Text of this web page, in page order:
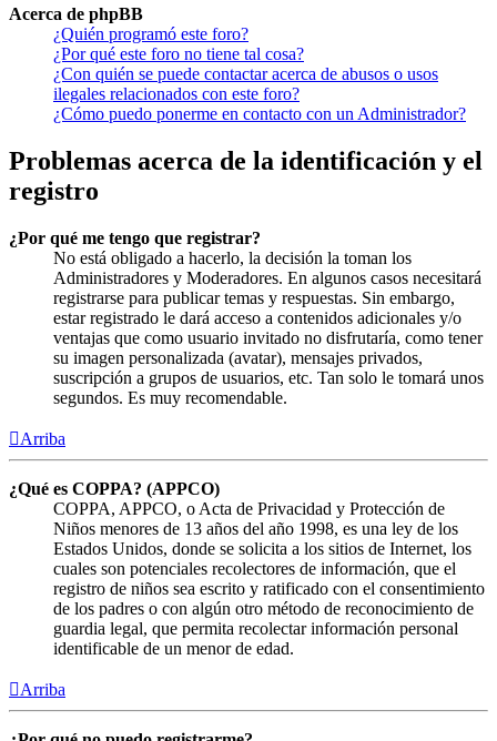
Acerca de phpBB
¿Quién programó este foro?
¿Por qué este foro no tiene tal cosa?
¿Con quién se puede contactar acerca de abusos o usos
ilegales relacionados con este foro?
¿Cómo puedo ponerme en contacto con un Administrador?
Problemas acerca de la identificación y el
registro
¿Por qué me tengo que registrar?
No está obligado a hacerlo, la decisión la toman los
Administradores y Moderadores. En algunos casos necesitará
registrarse para publicar temas y respuestas. Sin embargo,
estar registrado le dará acceso a contenidos adicionales y/o
ventajas que como usuario invitado no disfrutaría, como tener
su imagen personalizada (avatar), mensajes privados,
suscripción a grupos de usuarios, etc. Tan solo le tomará unos
segundos. Es muy recomendable.
Arriba
¿Qué es COPPA? (APPCO)
COPPA, APPCO, o Acta de Privacidad y Protección de
Niños menores de 13 años del año 1998, es una ley de los
Estados Unidos, donde se solicita a los sitios de Internet, los
cuales son potenciales recolectores de información, que el
registro de niños sea escrito y ratificado con el consentimiento
de los padres o con algún otro método de reconocimiento de
guardia legal, que permita recolectar información personal
identificable de un menor de edad.
Arriba